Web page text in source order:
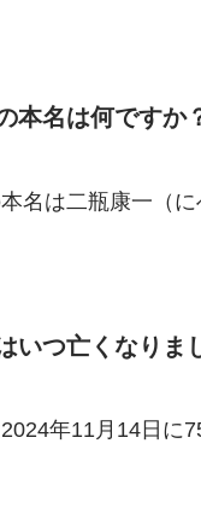
本名は何ですか
名は二瓶康一（
いつ亡くなりま
年11月14日に